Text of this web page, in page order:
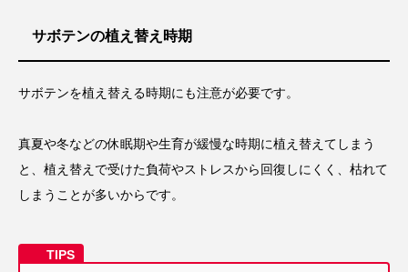
サボテンの植え替え時期
サボテンを植え替える時期にも注意が必要です。
真夏や冬などの休眠期や生育が緩慢な時期に植え替えてしまう
と、植え替えで受けた負荷やストレスから回復しにくく、枯れて
しまうことが多いからです。